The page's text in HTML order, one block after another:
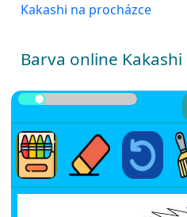
Kakashi na procházce
Barva online Kakashi